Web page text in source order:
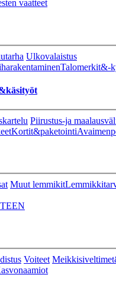
vaatteet
Ulkovalaistus
Talomerkit&-
Piirustus-ja
Kortit&paketointi
Muut lemmikit
Voiteet